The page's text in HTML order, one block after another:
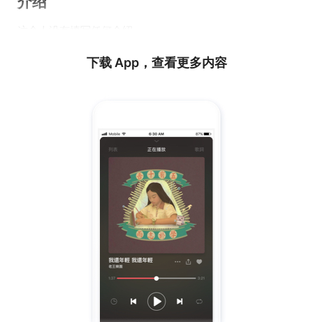
下载 App，查看更多内容